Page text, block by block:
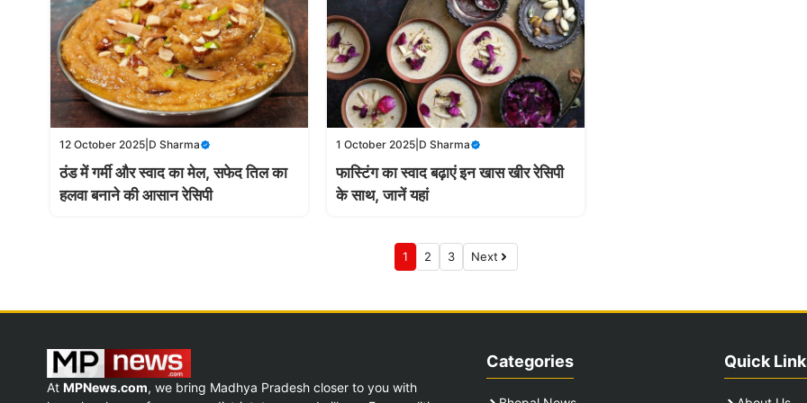
12 October 2025 D Sharma
ठंड में गर्मी और स्वाद का मेल, सफेद तिल का
हलवा बनाने की आसान रेसिपी
1 October 2025 D Sharma
फास्टिंग का स्वाद बढ़ाएं इन खास खीर रेसिपी
के साथ, जानें यहां
1 2 3 Next
At MPNews.com, we bring Madhya Pradesh closer to you with
Categories Quick